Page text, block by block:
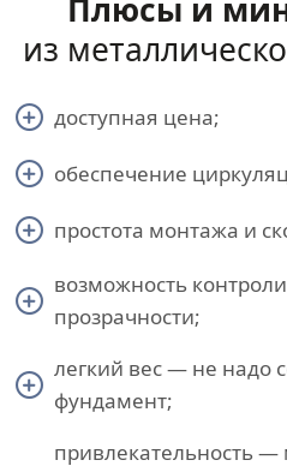
Плюсы и
из
доступная цена;
обеспечение
простота монтажа и
возможность
прозрачности;
легкий вес — не надо
фундамент;
привлекательность